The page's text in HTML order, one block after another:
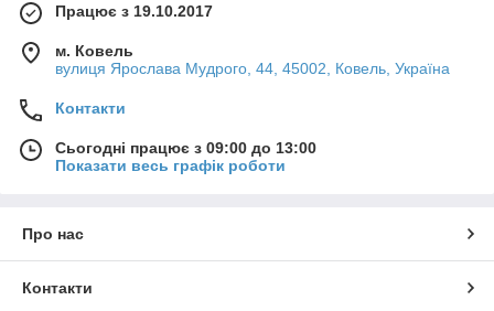
Працює з 19.10.2017
м. Ковель
вулиця Ярослава Мудрого, 44, 45002, Ковель, Україна
Контакти
Сьогодні працює з 09:00 до 13:00
Показати весь графік роботи
Про нас
Контакти